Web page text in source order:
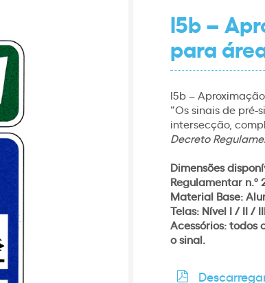
I5b –
para
I5b –
“Os sinais de
intersecção,
Decreto
Dimensões
Regulamentar n.º
Material Base:
Telas: Nível I / II /
Acessórios: todos
o sinal.